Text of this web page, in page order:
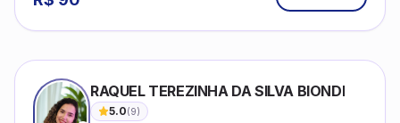
RAQUEL TEREZINHA DA SILVA BIONDI
5.0(9)